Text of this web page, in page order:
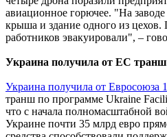
авиационное горючее. "На
крыша и здание одного из цехов.
работников эвакуировали", –
Украина получила от ЕС
Украина получила от Евросоюза
транш по программе Ukraine
что с начала полномасштабной
Украине почти 35 млрд евро